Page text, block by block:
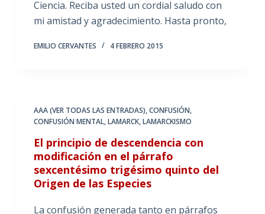
Ciencia. Reciba usted un cordial saludo con
mi amistad y agradecimiento. Hasta pronto,
EMILIO CERVANTES 4 FEBRERO 2015
AAA (VER TODAS LAS ENTRADAS),CONFUSIÓN,
CONFUSIÓN MENTAL,LAMARCK,LAMARCKISMO
El principio de descendencia con
modificación en el párrafo
sexcentésimo trigésimo quinto del
Origen de las Especies
La confusión generada tanto en párrafos